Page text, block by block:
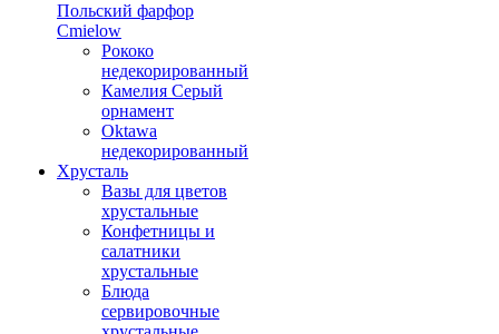
Польский фарфор
Сmielow
Рококо
недекорированный
Камелия Серый
орнамент
Oktawa
недекорированный
Хрусталь
Вазы для цветов
хрустальные
Конфетницы и
салатники
хрустальные
Блюда
сервировочные